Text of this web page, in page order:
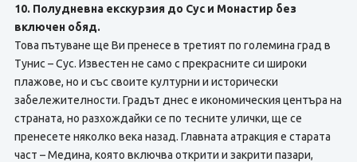
10. Полудневна екскурзия до Сус и Монастир без
включен обяд.
Това пътуване ще Ви пренесе в третият по големина град в
Тунис – Сус. Известен не само с прекрасните си широки
плажове, но и със своите културни и исторически
забележителности. Градът днес е икономическия центъра на
страната, но разхождайки се по тесните улички, ще се
пренесете няколко века назад. Главната атракция е старата
част – Медина, която включва открити и закрити пазари,